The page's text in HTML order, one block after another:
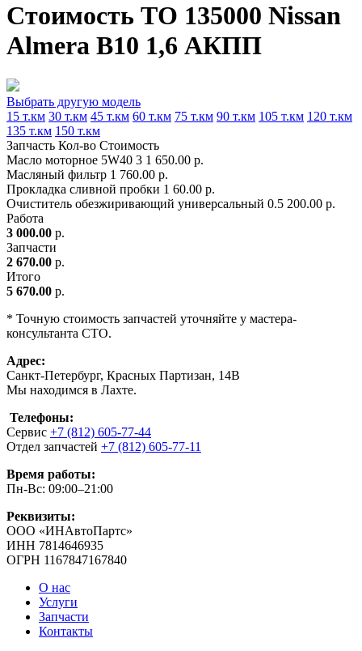
Стоимость ТО 135000 Nissan
Almera B10 1,6 АКПП
Выбрать другую модель
15 т.км 30 т.км 45 т.км 60 т.км 75 т.км 90 т.км 105 т.км 120 т.км
135 т.км 150 т.км
Запчасть Кол-во Стоимость
Масло моторное 5W40 3 1 650.00 р.
Масляный фильтр 1 760.00 р.
Прокладка сливной пробки 1 60.00 р.
Очиститель обезжиривающий универсальный 0.5 200.00 р.
Работа
3 000.00 р.
Запчасти
2 670.00 р.
Итого
5 670.00 р.
* Точную стоимость запчастей уточняйте у мастера-
консультанта СТО.
Адрес:
Санкт-Петербург, Красных Партизан, 14В
Мы находимся в Лахте.
Телефоны:
Сервис +7 (812) 605-77-44
Отдел запчастей +7 (812) 605-77-11
Время работы:
Пн-Вс: 09:00–21:00
Реквизиты:
ООО «ИНАвтоПартс»
ИНН 7814646935
ОГРН 1167847167840
О нас
Услуги
Запчасти
Контакты